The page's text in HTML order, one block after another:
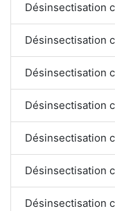
Désinsectisation
Désinsectisation
Désinsectisation
Désinsectisation
Désinsectisation
Désinsectisation
Désinsectisation